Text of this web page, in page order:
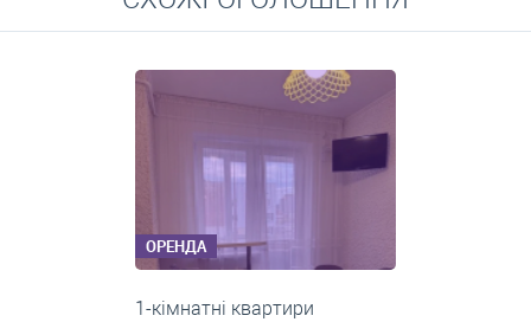
Середні ціни на довготривалу оренду квартир, особняків,
кімнат
ОРЕНДА
1-кімнатні квартири